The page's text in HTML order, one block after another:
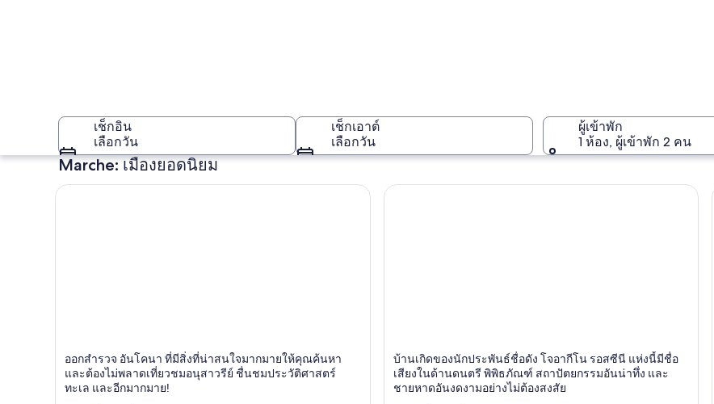
Marche
เช็กอิน
เลือกวัน
เช็กเอาต์
เลือกวัน
ผู้เข้าพัก
1 ห้อง, ผู้เข้าพัก 2 คน
Marche: เมืองยอดนิยม
อันโคนา
ท่าเรือ, ทางประวัติศาสตร์, อนุสาวรีย์
ออกสำรวจ อันโคนา ที่มีสิ่งที่น่าสนใจมากมายให้คุณค้นหา
และต้องไม่พลาดเที่ยวชมอนุสาวรีย์ ชื่นชมประวัติศาสตร์
ทะเล และอีกมากมาย!
เปซาโร
ศิลปะ, ชนบท, ทางประวัติศาสตร์
บ้านเกิดของนักประพันธ์ชื่อดัง โจอากีโน รอสซีนี แห่งนี้มีชื่อ
เสียงในด้านดนตรี พิพิธภัณฑ์ สถาปัตยกรรมอันน่าทึ่ง และ
ชายหาดอันงดงามอย่างไม่ต้องสงสัย